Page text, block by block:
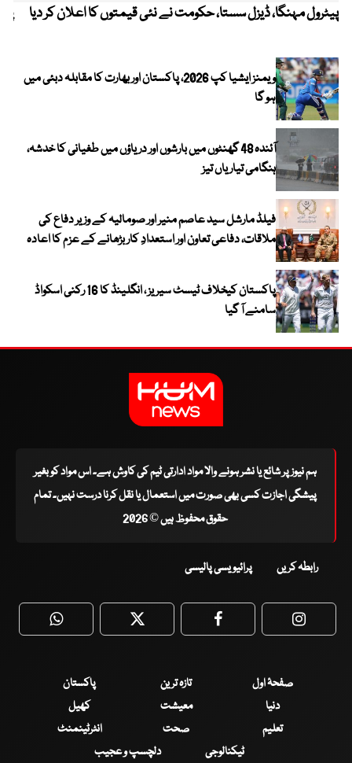
پیٹرول مہنگا، ڈیزل سستا، حکومت نے نئی قیمتوں کا اعلان کر دیا
ویمنز ایشیا کپ 2026، پاکستان اور بھارت کا مقابلہ دبئی میں
ہو گا
آئندہ 48 گھنٹوں میں بارشوں اور دریاؤں میں طغیانی کا خدشہ،
ہنگامی تیاریاں تیز
فیلڈ مارشل سید عاصم منیر اور صومالیہ کے وزیر دفاع کی
ملاقات، دفاعی تعاون اور استعدادِ کار بڑھانے کے عزم کا اعادہ
پاکستان کیخلاف ٹیسٹ سیریز ، انگلینڈ کا 16 رکنی اسکواڈ
سامنے آ گیا
ہم نیوز پر شائع یا نشر ہونے والا مواد ادارتی ٹیم کی کاوش ہے۔ اس مواد کو بغیر
پیشگی اجازت کسی بھی صورت میں استعمال یا نقل کرنا درست نہیں۔ تمام
حقوق محفوظ ہیں © 2026
رابطہ کریں پرائیویسی پالیسی
WhatsApp Twitter Facebook
صفحۂ اول تازہ ترین
پاکستان
دنیا
معیشت
کھیل
تعلیم
صحت
انٹرٹینمنٹ
ٹیکنالوجی
دلچسپ و عجیب